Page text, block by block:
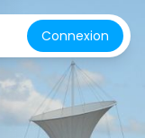
Connexion